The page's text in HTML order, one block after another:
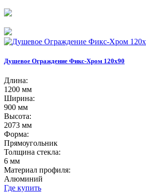
Душевое Ограждение Фикс-Хром 120х90
Длина:
1200 мм
Ширина:
900 мм
Высота:
2073 мм
Форма:
Прямоугольник
Толщина стекла:
6 мм
Материал профиля:
Алюминий
Где купить